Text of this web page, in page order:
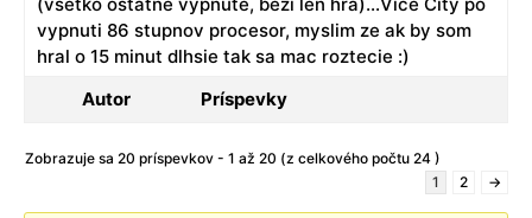
vypnuti 86 stupnov procesor, myslim ze ak by som
hral o 15 minut dlhsie tak sa mac roztecie :)
Autor
Príspevky
Zobrazuje sa 20 príspevkov - 1 až 20 (z celkového počtu 24 )
1
2 →